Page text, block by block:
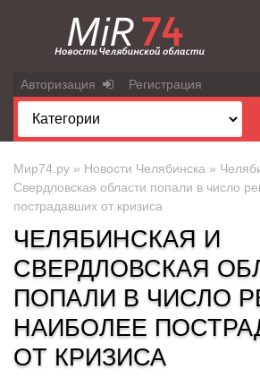
Авторизация Регистрация
Мир74.ру » Новости Челябинска »
Свердловская области попали в число
пострадавших от кризиса
ЧЕЛЯБИНСКАЯ И
СВЕРДЛОВСКАЯ
ПОПАЛИ В ЧИСЛО
НАИБОЛЕЕ
ОТ КРИЗИСА